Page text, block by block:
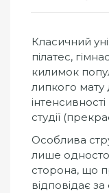
Класичний
пілатес,
килимок
липкого мату
студії
Особлива
лише
сторона, що
відповідає за